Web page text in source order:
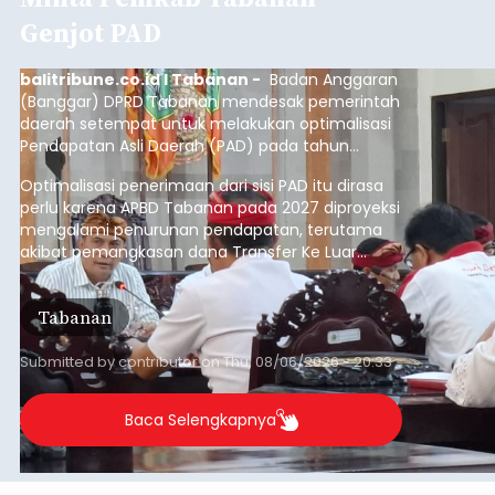
Genjot PAD
balitribune.co.id I Tabanan - Badan Anggaran
(Banggar) DPRD Tabanan mendesak pemerintah
daerah setempat untuk melakukan optimalisasi
Pendapatan Asli Daerah (PAD) pada tahun
anggaran 2027.
Optimalisasi penerimaan dari sisi PAD itu dirasa
perlu karena APBD Tabanan pada 2027 diproyeksi
mengalami penurunan pendapatan, terutama
akibat pemangkasan dana Transfer Ke Luar
Daerah (TKD) dari pemerintah pusat.
Tabanan
Submitted bycontributoronThu, 08/06/2026 - 20:33
Baca Selengkapnya